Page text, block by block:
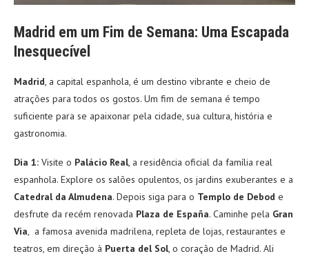
Madrid em um Fim de Semana: Uma Escapada
Inesquecível
Madrid, a capital espanhola, é um destino vibrante e cheio de
atrações para todos os gostos. Um fim de semana é tempo
suficiente para se apaixonar pela cidade, sua cultura, história e
gastronomia.
Dia 1: Visite o Palácio Real, a residência oficial da família real
espanhola. Explore os salões opulentos, os jardins exuberantes e a
Catedral da Almudena. Depois siga para o Templo de Debod e
desfrute da recém renovada Plaza de España. Caminhe pela Gran
Via, a famosa avenida madrilena, repleta de lojas, restaurantes e
teatros, em direção à Puerta del Sol, o coração de Madrid. Ali